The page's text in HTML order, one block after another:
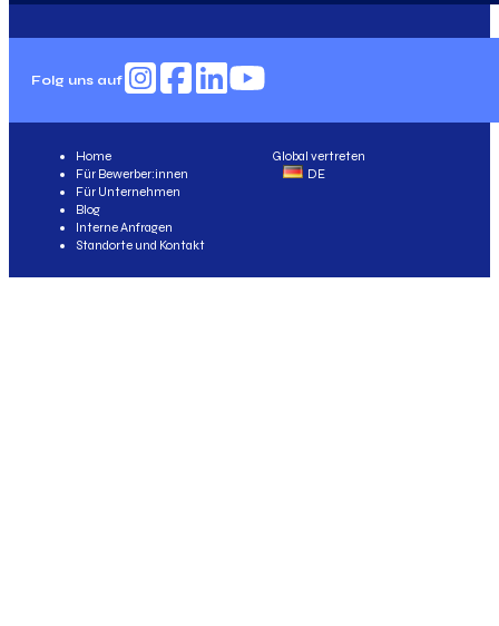
Folg uns auf
Global vertreten
DE
Home
Für Bewerber:innen
Für Unternehmen
Blog
Interne Anfragen
Standorte und Kontakt